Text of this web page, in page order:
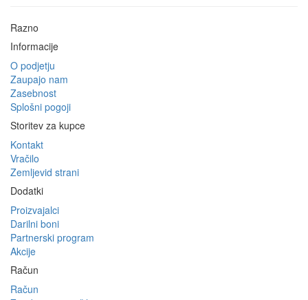
Razno
Informacije
O podjetju
Zaupajo nam
Zasebnost
Splošni pogoji
Storitev za kupce
Kontakt
Vračilo
Zemljevid strani
Dodatki
Proizvajalci
Darilni boni
Partnerski program
Akcije
Račun
Račun